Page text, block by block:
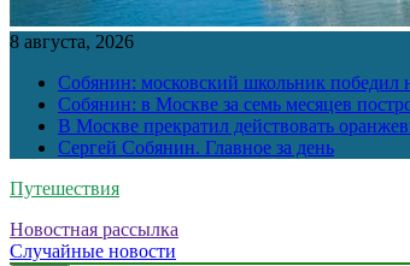
8 августа, 2026
Собянин: московский школьник победил
Собянин: в Москве за семь месяцев
В Москве прекратил действовать
Сергей Собянин. Главное за день
Путешествия
Новостная рассылка
Случайные новости